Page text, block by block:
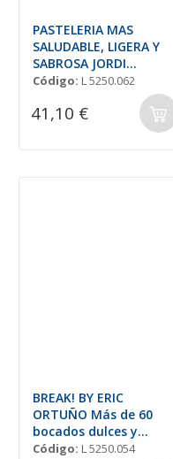
PASTELERIA MAS
SALUDABLE, LIGERA Y
SABROSA JORDI
BORDAS
Código: L 5250.062
41,10 €
BREAK! BY ERIC
ORTUÑO Más de 60
bocados dulces y
crujientes
Código: L 5250.054